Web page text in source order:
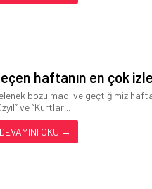
haftanın en çok
bozulmadı ve geçtiğimiz
ve “Kurtlar...
DEVAMINI OKU →